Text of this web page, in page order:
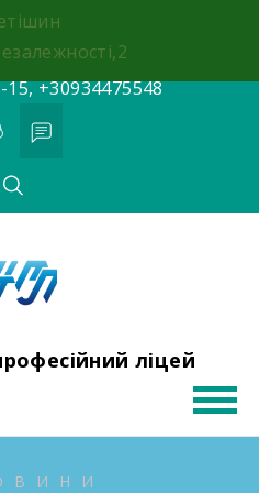
+30934475548
ліцей